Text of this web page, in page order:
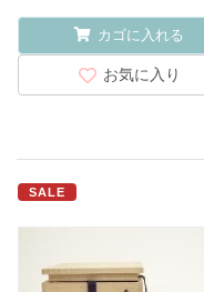
カゴに入れる
お気に入り
SALE